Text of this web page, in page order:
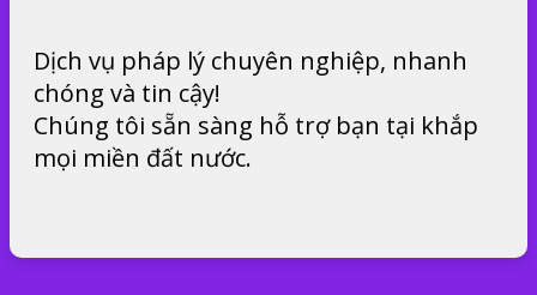
Dịch vụ pháp lý chuyên nghiệp, nhanh
chóng và tin cậy!
Chúng tôi sẵn sàng hỗ trợ bạn tại khắp
mọi miền đất nước.